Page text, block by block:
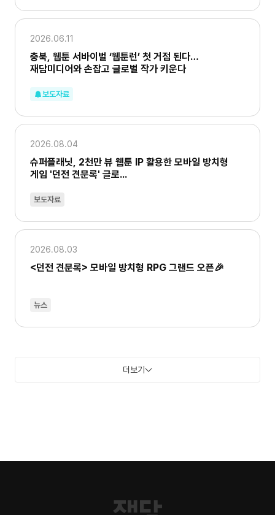
2026.06.11
충북, 웹툰 서바이벌 ‘웹툰런’ 첫 거점 된다…
재담미디어와 손잡고 글로벌 작가 키운다
보도자료
2026.08.04
슈퍼플래닛, 2천만 뷰 웹툰 IP 활용한 모바일 방치형
게임 '던전 견문록' 글로...
보도자료
2026.08.03
<던전 견문록> 모바일 방치형 RPG 그랜드 오픈🎉
뉴스
더보기